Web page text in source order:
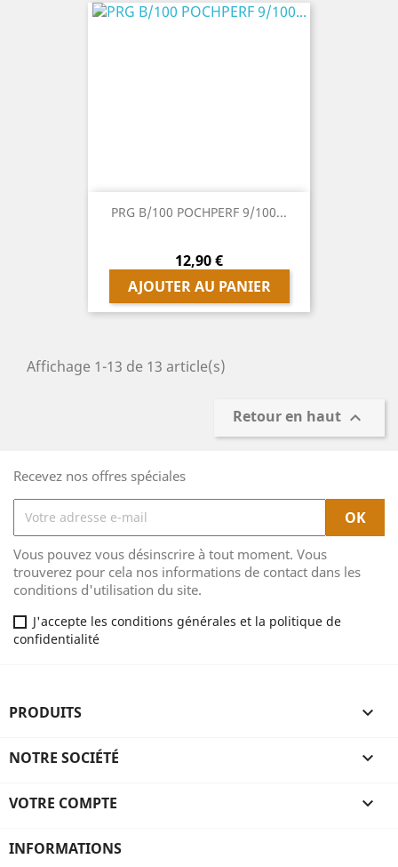
PRG B/100 POCHPERF 9/100...
Prix
12,90 €
AJOUTER AU PANIER
Affichage 1-13 de 13 article(s)
Retour en haut 
Recevez nos offres spéciales
Vous pouvez vous désinscrire à tout moment. Vous
trouverez pour cela nos informations de contact dans les
conditions d'utilisation du site.
J'accepte les conditions générales et la politique de
confidentialité
PRODUITS 
NOTRE SOCIÉTÉ 
VOTRE COMPTE 
INFORMATIONS